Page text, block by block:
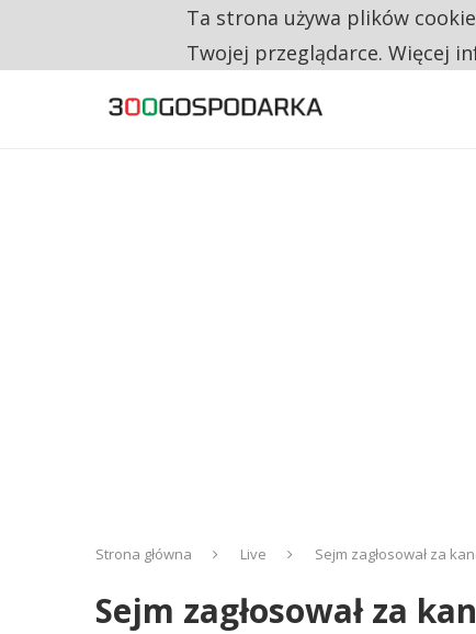
RESTRYKCJE CHIN UDERZAJĄ W
Strona główna Live Sejm zagłosował za
Sejm zagłosował za
Ta strona używa plików
Twojej przeglądarce. Więcej